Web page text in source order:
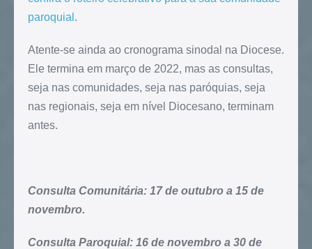
paroquial .
Atente-se ainda ao cronograma sinodal na Diocese.
Ele termina em março de 2022, mas as consultas,
seja nas comunidades, seja nas paróquias, seja
nas regionais, seja em nível Diocesano, terminam
antes.
Consulta Comunitária: 17 de outubro a 15 de
novembro.
Consulta Paroquial: 16 de novembro a 30 de